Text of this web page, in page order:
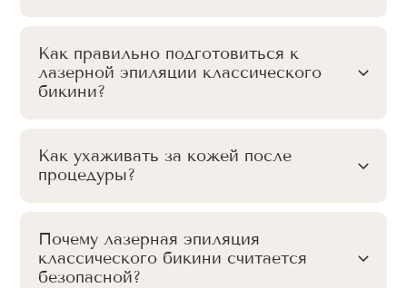
Как правильно подготовиться к
лазерной эпиляции классического
бикини?
Как ухаживать за кожей после
процедуры?
Почему лазерная эпиляция
классического бикини считается
безопасной?